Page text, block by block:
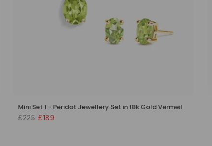
Mini Set 1 - Peridot Jewellery Set in 18k Gold Vermeil
£225 £189